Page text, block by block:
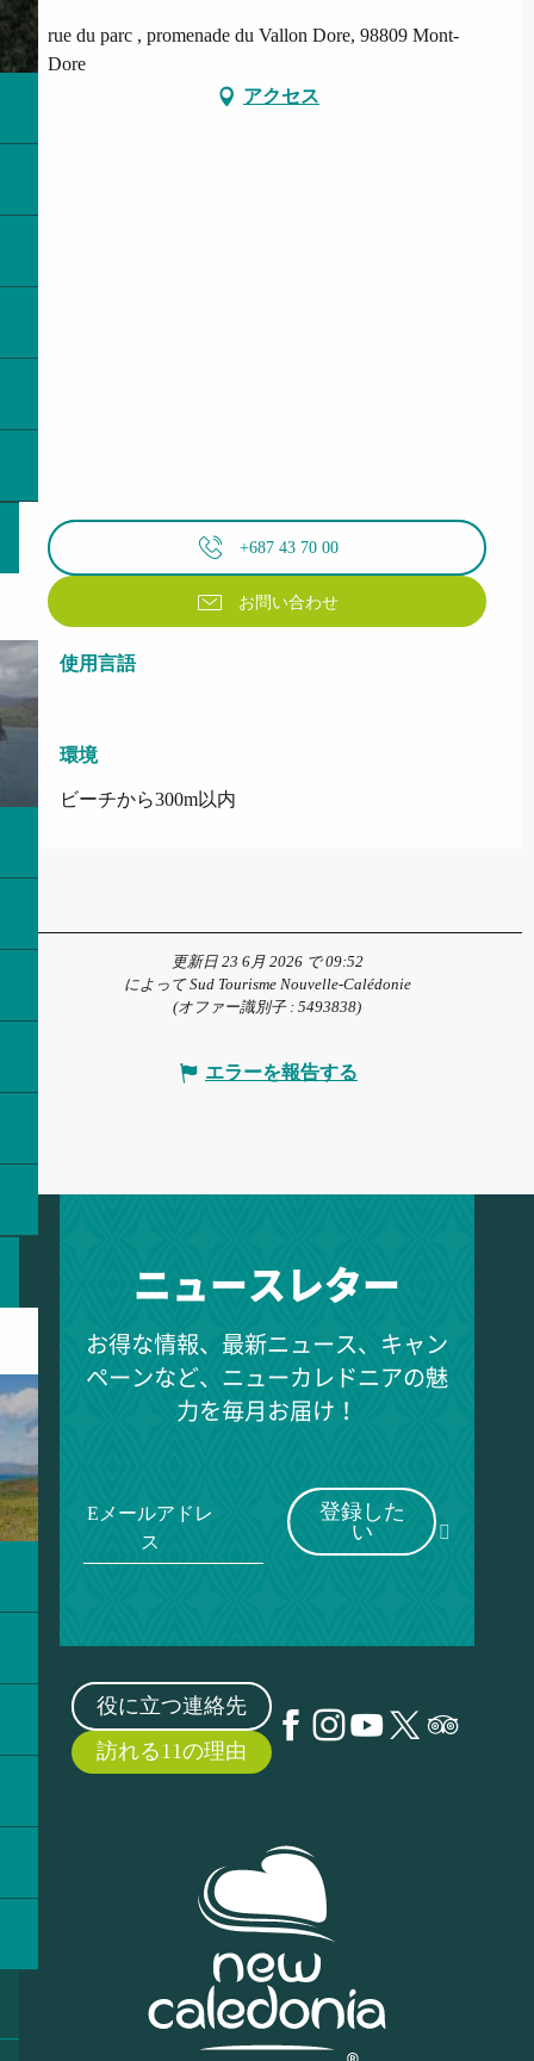
rue du parc , promenade du Vallon Dore, 98809 Mont-
Dore
アクセス
+687 43 70 00
お問い合わせ
使用言語
使用言語
環境
環境
ビーチから300m以内
更新日 23 6月 2026 で 09:52
によって Sud Tourisme Nouvelle-Calédonie
(オファー識別子 : 5493838)
エラーを報告する
ニュースレター
お得な情報、最新ニュース、キャン
ペーンなど、ニューカレドニアの魅
力を毎月お届け！
Eメールアドレ
ス
登録した
い
役に立つ連絡先
訪れる11の理由